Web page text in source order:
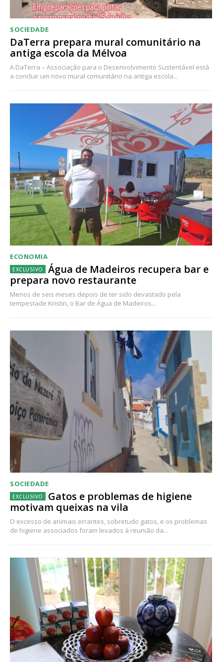
SOCIEDADE
DaTerra prepara mural comunitário na
antiga escola da Mélvoa
A DaTerra – Associação para o Desenvolvimento Sustentável está
a concluir um novo mural comunitário na antiga escola...
ECONOMIA
Água de Madeiros recupera bar e
prepara novo restaurante
Menos de seis meses depois de ter sido devastado pela
tempestade Kristin, o Bar de Água de Madeiros...
SOCIEDADE
Gatos e problemas de higiene
motivam queixas na vila
O excesso de animais errantes, sobretudo gatos, e os problemas
de higiene associados foram levados à reunião da...